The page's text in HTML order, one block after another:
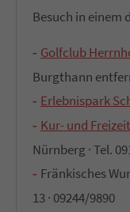
Besuch in einem
Golfclub
Burgthann
Erlebnispark
Kur- und
Nürnberg · Tel.
Fränkisches
13 · 09244/9890